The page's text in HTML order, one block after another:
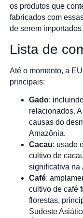
os produtos que
fabricados com
de serem
Lista de
Até o momento, a
principais:
Gado:
relacionados.
causas do
Amazônia.
Cacau: usado
cultivo de
significativa na
Café:
cultivo de café
florestas,
Sudeste